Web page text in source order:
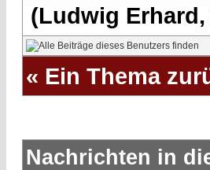
(Ludwig
« Ein Thema
Nachrichten in